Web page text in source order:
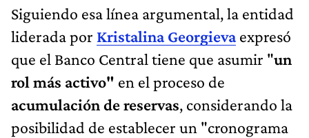
Siguiendo esa línea argumental, la entidad
liderada por Kristalina Georgievaexpresó
que el Banco Central tiene que asumir "un
rol más activo" en el proceso de
acumulación de reservas, considerando la
posibilidad de establecer un "cronograma